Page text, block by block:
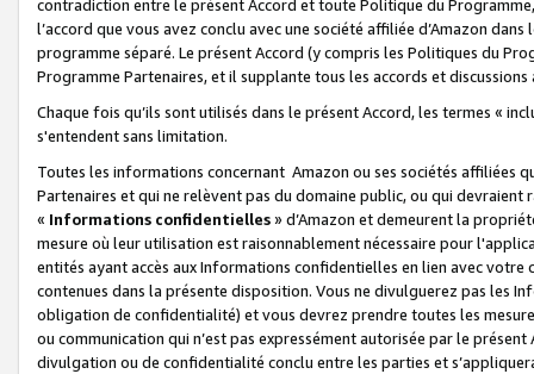
contradiction entre le présent Accord et toute Politique du
l’accord que vous avez conclu avec une société affiliée d’Amazon
programme séparé. Le présent Accord (y compris les Politiques du
Programme Partenaires, et il supplante tous les accords et discussions
Chaque fois qu’ils sont utilisés dans le présent Accord, les termes «
s'entendent sans limitation.
Toutes les informations concernant Amazon ou ses sociétés affiliées
Partenaires et qui ne relèvent pas du domaine public, ou qui
« Informations confidentielles» d’Amazon et demeurent la
mesure où leur utilisation est raisonnablement nécessaire pour
entités ayant accès aux Informations confidentielles en lien avec
contenues dans la présente disposition. Vous ne divulguerez pas les
obligation de confidentialité) et vous devrez prendre toutes les
ou communication qui n’est pas expressément autorisée par le
divulgation ou de confidentialité conclu entre les parties et